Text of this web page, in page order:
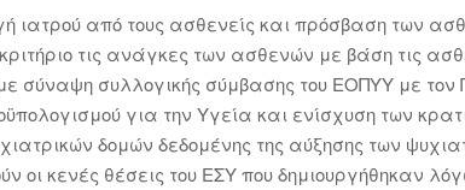
ιατρού από τους ασθενείς και πρόσβαση των
τις ανάγκες των ασθενών με βάση τις
συλλογικής σύμβασης του ΕΟΠΥΥ με τον
για την Υγεία και ενίσχυση των
δομών δεδομένης της αύξησης των
οι κενές θέσεις του ΕΣΥ που δημιουργήθηκαν